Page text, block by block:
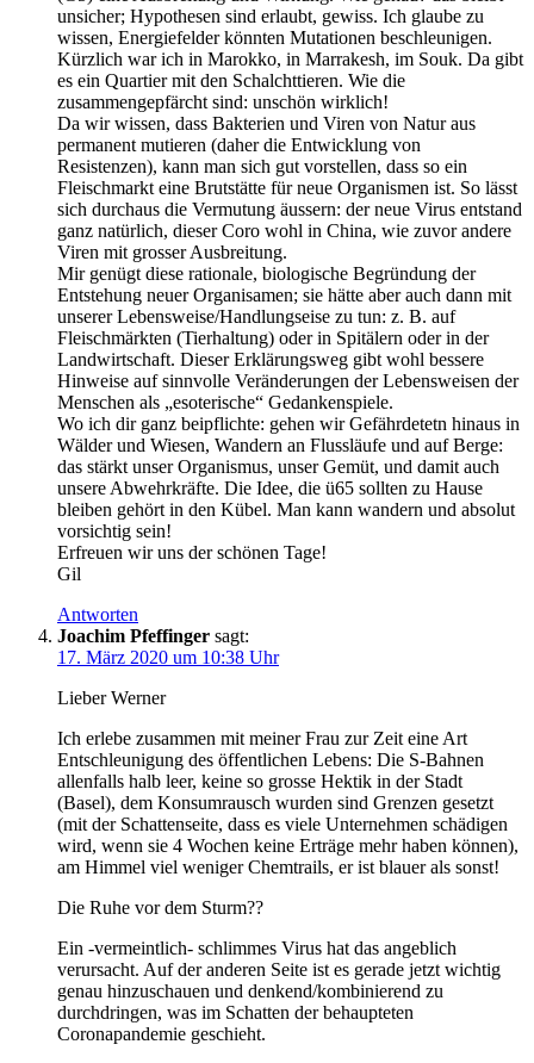
unsicher; Hypothesen sind erlaubt, gewiss. Ich glaube zu
wissen, Energiefelder könnten Mutationen beschleunigen.
Kürzlich war ich in Marokko, in Marrakesh, im Souk. Da gibt
es ein Quartier mit den Schalchttieren. Wie die
zusammengepfärcht sind: unschön wirklich!
Da wir wissen, dass Bakterien und Viren von Natur aus
permanent mutieren (daher die Entwicklung von
Resistenzen), kann man sich gut vorstellen, dass so ein
Fleischmarkt eine Brutstätte für neue Organismen ist. So lässt
sich durchaus die Vermutung äussern: der neue Virus entstand
ganz natürlich, dieser Coro wohl in China, wie zuvor andere
Viren mit grosser Ausbreitung.
Mir genügt diese rationale, biologische Begründung der
Entstehung neuer Organisamen; sie hätte aber auch dann mit
unserer Lebensweise/Handlungseise zu tun: z. B. auf
Fleischmärkten (Tierhaltung) oder in Spitälern oder in der
Landwirtschaft. Dieser Erklärungsweg gibt wohl bessere
Hinweise auf sinnvolle Veränderungen der Lebensweisen der
Menschen als „esoterische“ Gedankenspiele.
Wo ich dir ganz beipflichte: gehen wir Gefährdetetn hinaus in
Wälder und Wiesen, Wandern an Flussläufe und auf Berge:
das stärkt unser Organismus, unser Gemüt, und damit auch
unsere Abwehrkräfte. Die Idee, die ü65 sollten zu Hause
bleiben gehört in den Kübel. Man kann wandern und absolut
vorsichtig sein!
Erfreuen wir uns der schönen Tage!
Gil
Antworten
Joachim Pfeffinger sagt:
17. März 2020 um 10:38 Uhr
Lieber Werner
Ich erlebe zusammen mit meiner Frau zur Zeit eine Art
Entschleunigung des öffentlichen Lebens: Die S-Bahnen
allenfalls halb leer, keine so grosse Hektik in der Stadt
(Basel), dem Konsumrausch wurden sind Grenzen gesetzt
(mit der Schattenseite, dass es viele Unternehmen schädigen
wird, wenn sie 4 Wochen keine Erträge mehr haben können),
am Himmel viel weniger Chemtrails, er ist blauer als sonst!
Die Ruhe vor dem Sturm??
Ein -vermeintlich- schlimmes Virus hat das angeblich
verursacht. Auf der anderen Seite ist es gerade jetzt wichtig
genau hinzuschauen und denkend/kombinierend zu
durchdringen, was im Schatten der behaupteten
Coronapandemie geschieht.